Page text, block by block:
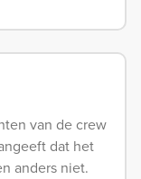
van de crew
dat het
anders niet.